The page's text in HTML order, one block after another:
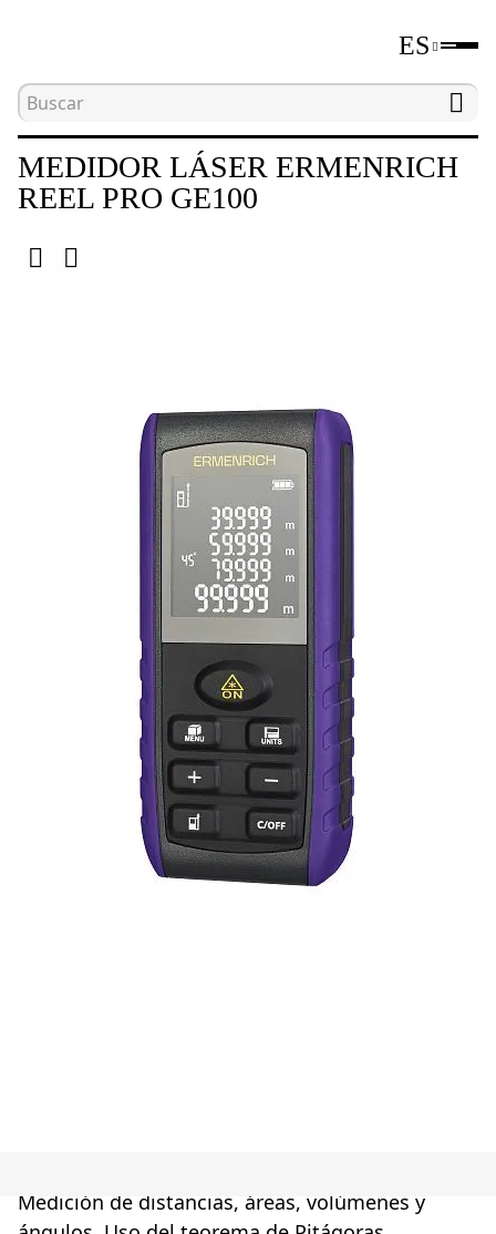
ES
Inicio Herramientas de medición de
MEDIDOR LÁSER ERMENRICH
REEL PRO GE100
Medición de distancias, áreas, volúmenes y